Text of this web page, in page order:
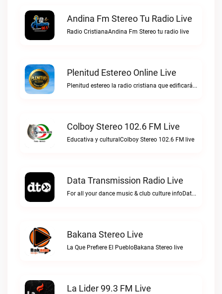
Andina Fm Stereo Tu Radio Live
Radio CristianaAndina Fm Stereo tu radio live
Plenitud Estereo Online Live
Plenitud estereo la radio cristiana que edificará tu vida.Plenitud Estereo Online live
Colboy Stereo 102.6 FM Live
Educativa y culturalColboy Stereo 102.6 FM live
Data Transmission Radio Live
For all your dance music & club culture infoData Transmission Radio live
Bakana Stereo Live
La Que Prefiere El PuebloBakana Stereo live
La Lider 99.3 FM Live